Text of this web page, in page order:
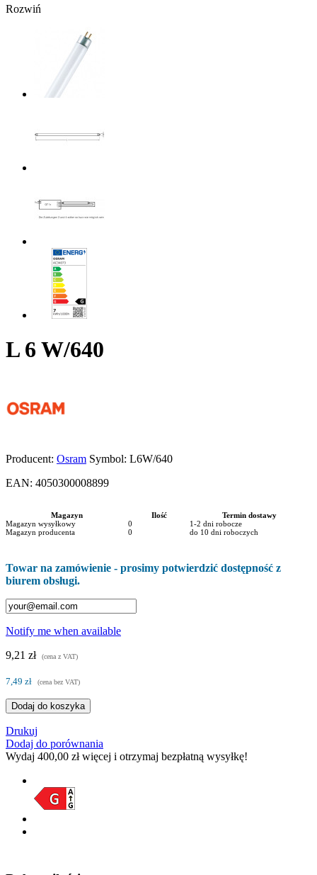
Rozwiń
L 6 W/640
Producent: Osram Symbol: L6W/640
EAN: 4050300008899
Magazyn Ilość
Termin dostawy
Magazyn wysyłkowy
0
1-2 dni robocze
Magazyn producenta
0 do 10 dni roboczych
Towar na zamówienie - prosimy potwierdzić dostępność z
biurem obsługi.
Notify me when available
9,21 zł
(cena z VAT)
7,49 zł (cena bez VAT)
Dodaj do koszyka
Drukuj
Dodaj do porównania
Wydaj 400,00 złwięcej i otrzymaj bezpłatną wysyłkę!